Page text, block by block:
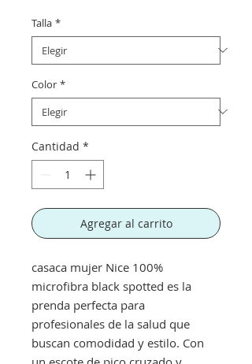
Talla *
Color *
Cantidad *
Agregar al carrito
casaca mujer Nice 100%
microfibra black spotted es la
prenda perfecta para
profesionales de la salud que
buscan comodidad y estilo. Con